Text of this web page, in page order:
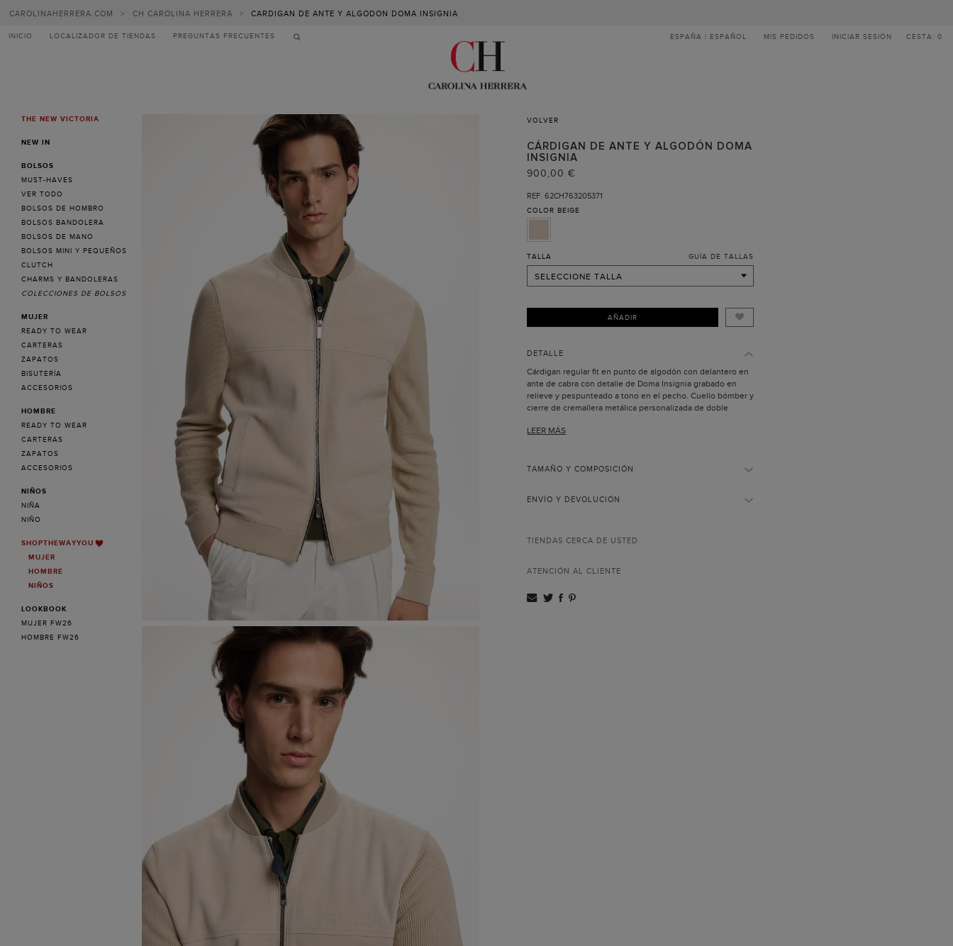
CAROLINAHERRERA.COM > CH CAROLINA HERRERA > CARDIGAN DE ANTE Y ALGODON DOMA INSIGNIA
INICIO LOCALIZADOR DE TIENDAS PREGUNTAS FRECUENTES ESPAÑA | ESPAÑOL MIS PEDIDOS INICIAR SESIÓN CESTA: 0
MENUTHE NEW VICTORIA
NEW IN
BOLSOS
MUST-HAVES
VER TODO
BOLSOS DE HOMBRO
BOLSOS BANDOLERA
BOLSOS DE MANO
BOLSOS MINI Y PEQUEÑOS
CLUTCH
CHARMS Y BANDOLERAS
COLECCIONES DE BOLSOS
MUJER
READY TO WEAR
CARTERAS
ZAPATOS
BISUTERÍA
ACCESORIOS
HOMBRE
READY TO WEAR
CARTERAS
ZAPATOS
ACCESORIOS
NIÑOS
NIÑA
NIÑO
SHOPTHEWAYYOU
MUJER
HOMBRE
NIÑOS
LOOKBOOK
MUJER FW26
HOMBRE FW26
VOLVER
CÁRDIGAN DE ANTE Y ALGODÓN DOMA
INSIGNIA
900,00 €
REF. 62CH763205371
COLOR BEIGE
TALLA
SELECCIONE TALLA
S
L
XXL GUÍA DE TALLAS
AÑADIR
DETALLE
Cárdigan regular fit en punto de algodón con delantero en
ante de cabra con detalle de Doma Insignia grabado en
relieve y pespunteado a tono en el pecho. Cuello bómber y
cierre de cremallera metálica personalizada de doble
contraste en los hombros y forro interior con un bolsillo de
LEER MÁS
TAMAÑO Y COMPOSICIÓN
ENVÍO Y DEVOLUCIÓN
TIENDAS CERCA DE USTED
ATENCIÓN AL CLIENTE